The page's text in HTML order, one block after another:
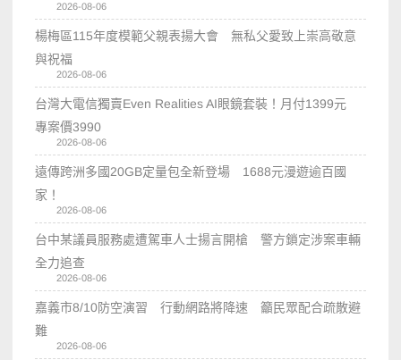
2026-08-06
楊梅區115年度模範父親表揚大會 無私父愛致上崇高敬意
與祝福
2026-08-06
台灣大電信獨賣Even Realities AI眼鏡套裝！月付1399元
專案價3990
2026-08-06
遠傳跨洲多國20GB定量包全新登場 1688元漫遊逾百國
家！
2026-08-06
台中某議員服務處遭駕車人士揚言開槍 警方鎖定涉案車輛
全力追查
2026-08-06
嘉義市8/10防空演習 行動網路將降速 籲民眾配合疏散避
難
2026-08-06